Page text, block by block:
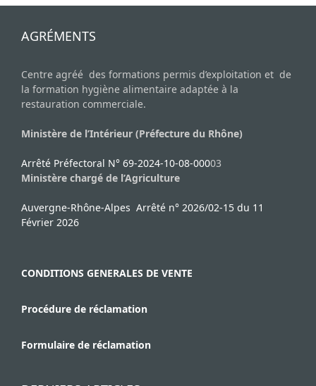
AGRÉMENTS
Centre agréé des formations permis d’exploitation et de
la formation hygiène alimentaire adaptée à la
restauration commerciale.
Ministère de l’Intérieur (Préfecture du Rhône)
Arrêté Préfectoral N° 69-2024-10-08-00003
Ministère chargé de l’Agriculture
Auvergne-Rhône-Alpes Arrêté n° 2026/02-15 du 11
Février 2026
CONDITIONS GENERALES DE VENTE
Procédure de réclamation
Formulaire de réclamation